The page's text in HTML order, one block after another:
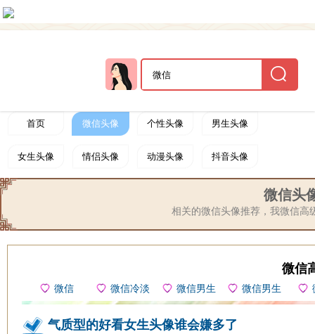
首页 微信头像 个性头像 男生头像
女生头像 情侣头像 动漫头像 抖音头像
动态头像 美女头像 大全
微信头
相关的微信头像推荐，我微信高
微信
微信 微信冷淡 微信男生
微信男生
背影
气质型的好看女生头像谁会嫌多了